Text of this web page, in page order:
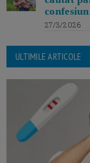
27/3/2026
ULTIMILE ARTICOLE